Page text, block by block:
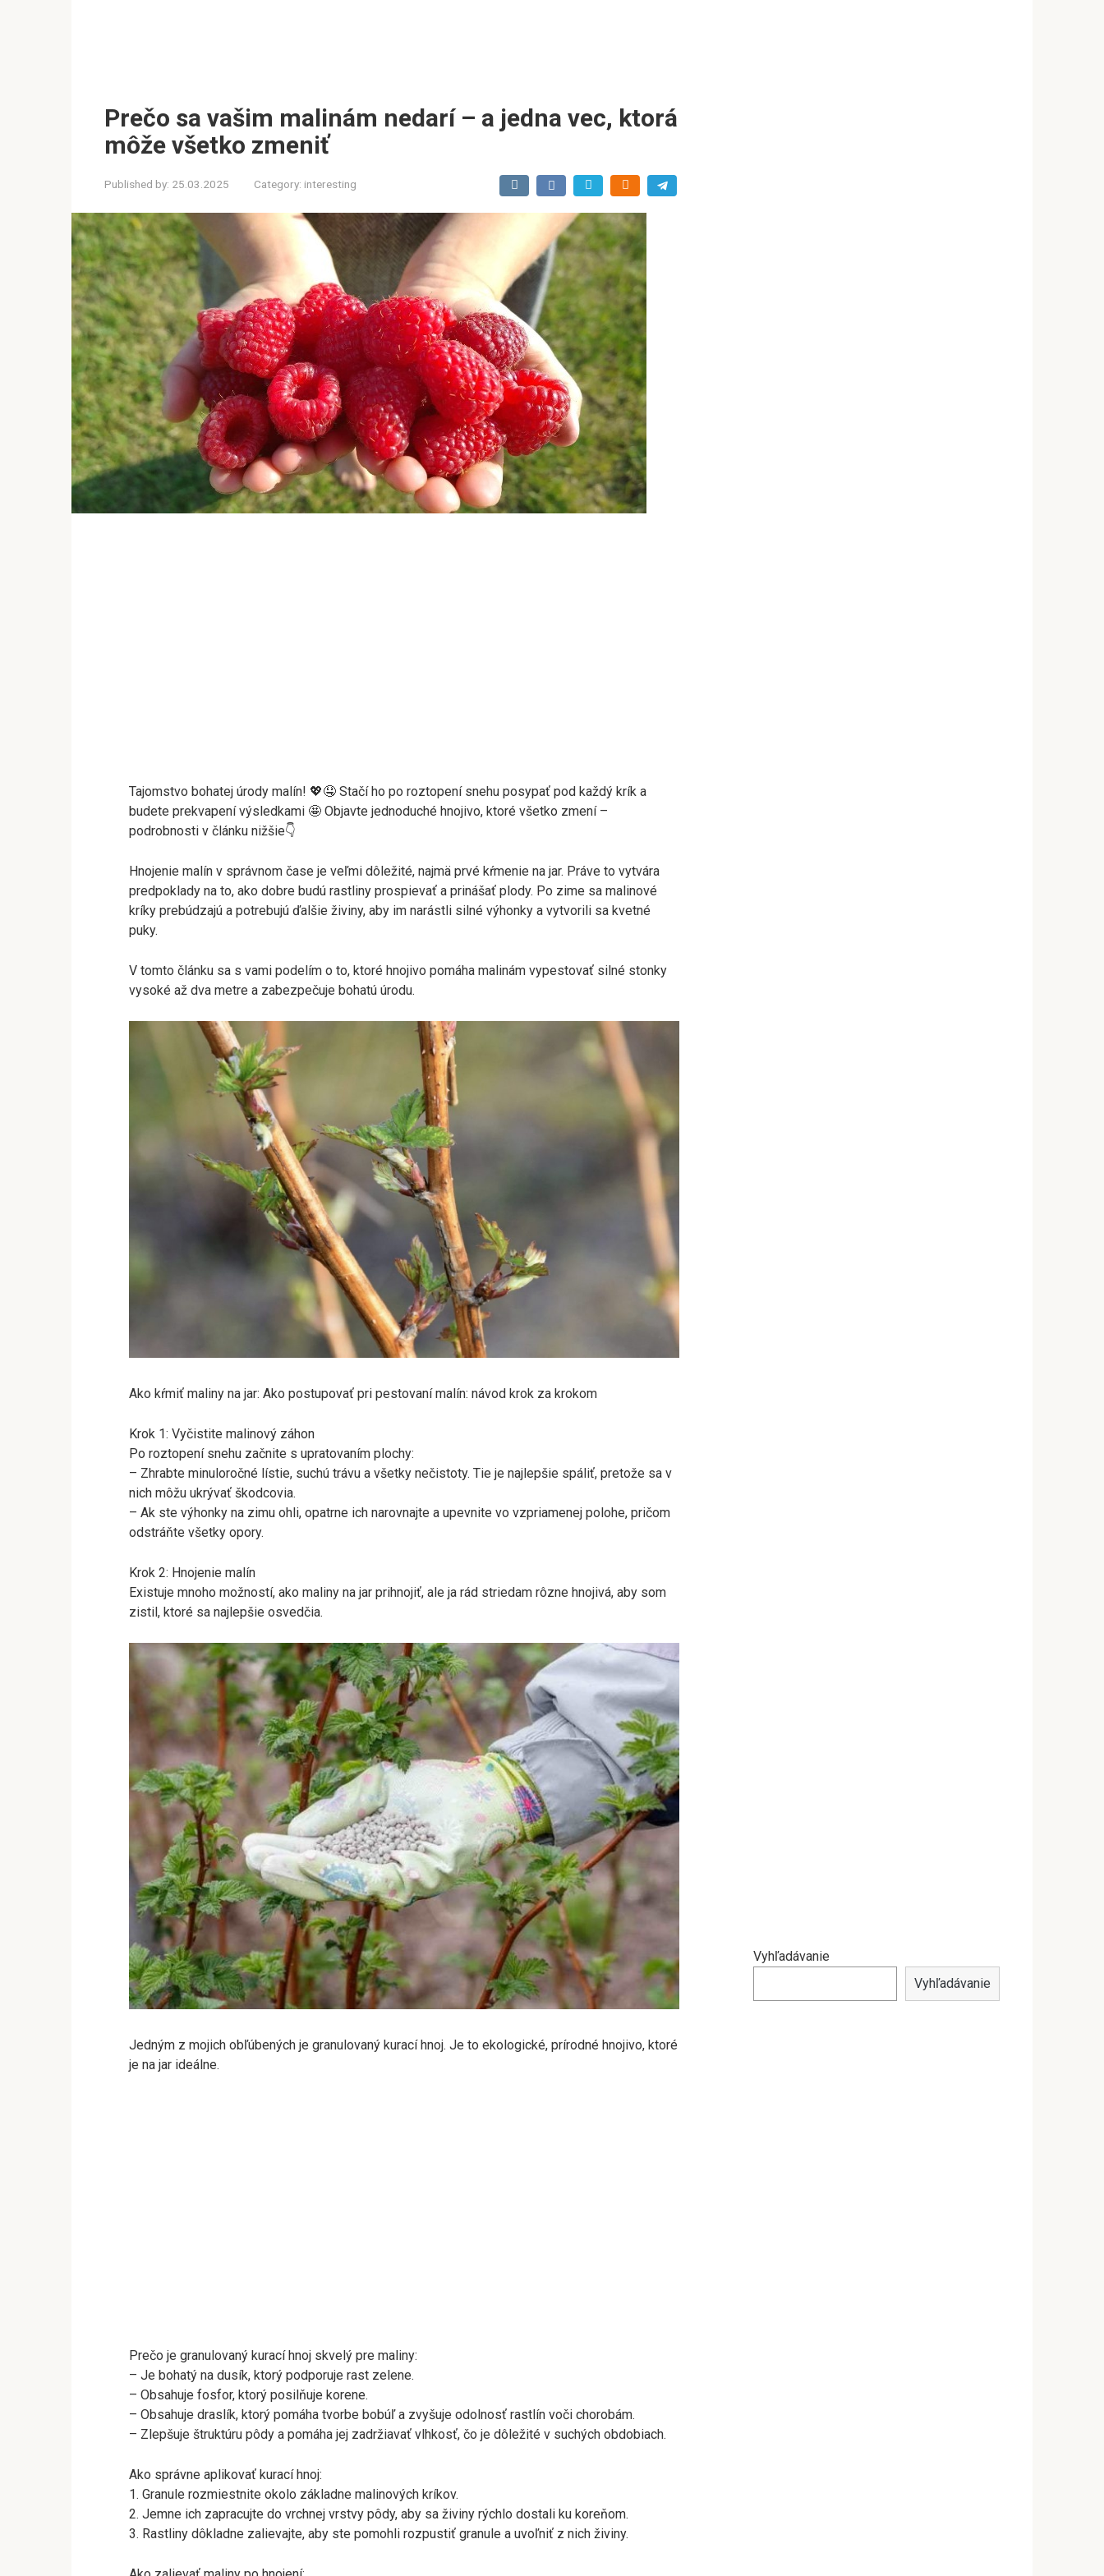
Prečo sa vašim malinám nedarí – a jedna vec, ktorá
môže všetko zmeniť
Published by: 25.03.2025 Category: interesting
Tajomstvo bohatej úrody malín! 💖🤤 Stačí ho po roztopení snehu posypať pod každý krík a
budete prekvapení výsledkami 🤩 Objavte jednoduché hnojivo, ktoré všetko zmení –
podrobnosti v článku nižšie👇
Hnojenie malín v správnom čase je veľmi dôležité, najmä prvé kŕmenie na jar. Práve to vytvára
predpoklady na to, ako dobre budú rastliny prospievať a prinášať plody. Po zime sa malinové
kríky prebúdzajú a potrebujú ďalšie živiny, aby im narástli silné výhonky a vytvorili sa kvetné
puky.
V tomto článku sa s vami podelím o to, ktoré hnojivo pomáha malinám vypestovať silné stonky
vysoké až dva metre a zabezpečuje bohatú úrodu.
Ako kŕmiť maliny na jar: Ako postupovať pri pestovaní malín: návod krok za krokom
Krok 1: Vyčistite malinový záhon
Po roztopení snehu začnite s upratovaním plochy:
– Zhrabte minuloročné lístie, suchú trávu a všetky nečistoty. Tie je najlepšie spáliť, pretože sa v
nich môžu ukrývať škodcovia.
– Ak ste výhonky na zimu ohli, opatrne ich narovnajte a upevnite vo vzpriamenej polohe, pričom
odstráňte všetky opory.
Krok 2: Hnojenie malín
Existuje mnoho možností, ako maliny na jar prihnojiť, ale ja rád striedam rôzne hnojivá, aby som
zistil, ktoré sa najlepšie osvedčia.
Jedným z mojich obľúbených je granulovaný kurací hnoj. Je to ekologické, prírodné hnojivo, ktoré
je na jar ideálne.
Prečo je granulovaný kurací hnoj skvelý pre maliny:
– Je bohatý na dusík, ktorý podporuje rast zelene.
– Obsahuje fosfor, ktorý posilňuje korene.
– Obsahuje draslík, ktorý pomáha tvorbe bobúľ a zvyšuje odolnosť rastlín voči chorobám.
– Zlepšuje štruktúru pôdy a pomáha jej zadržiavať vlhkosť, čo je dôležité v suchých obdobiach.
Ako správne aplikovať kurací hnoj:
1. Granule rozmiestnite okolo základne malinových kríkov.
2. Jemne ich zapracujte do vrchnej vrstvy pôdy, aby sa živiny rýchlo dostali ku koreňom.
3. Rastliny dôkladne zalievajte, aby ste pomohli rozpustiť granule a uvoľniť z nich živiny.
Vyhľadávanie
Vyhľadávanie